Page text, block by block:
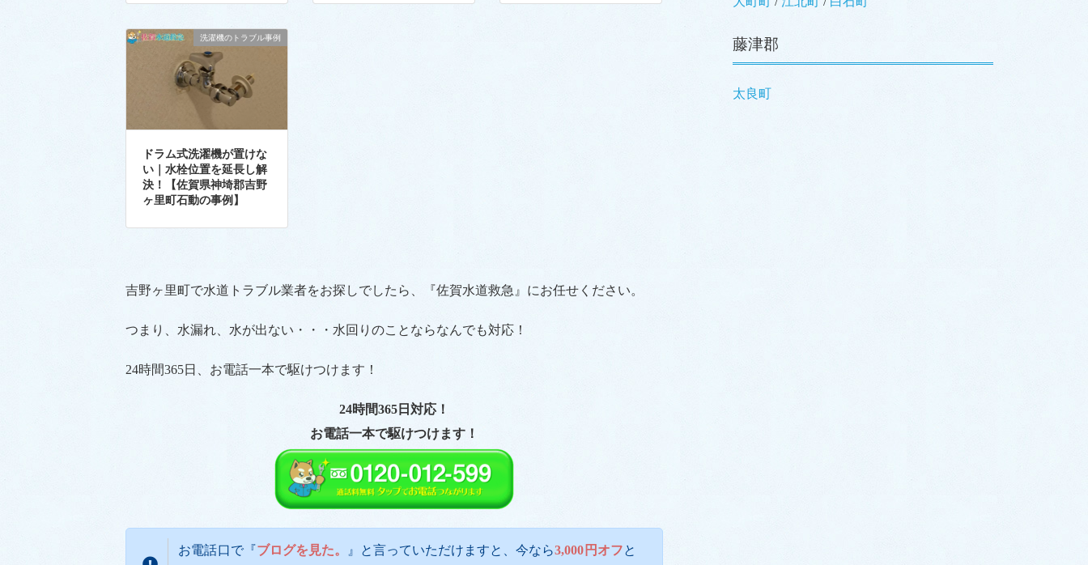
洗濯機のトラブル事例
ドラム式洗濯機が置けな
い｜水栓位置を延長し解
決！【佐賀県神埼郡吉野
ヶ里町石動の事例】
吉野ヶ里町で水道トラブル業者をお探しでしたら、『佐賀水道救急』にお任せください。
つまり、水漏れ、水が出ない・・・水回りのことならなんでも対応！
24時間365日、お電話一本で駆けつけます！
24時間365日対応！
お電話一本で駆けつけます！
お電話口で『ブログを見た。 』と言っていただけますと、今なら3,000円オフと
藤津郡
太良町